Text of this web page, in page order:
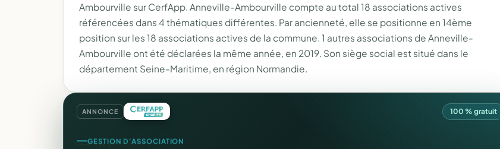
Ambourville sur CerfApp. Anneville-Ambourville compte au total 18 associations actives
référencées dans 4 thématiques différentes. Par ancienneté, elle se positionne en 14ème
position sur les 18 associations actives de la commune. 1 autres associations de Anneville-
Ambourville ont été déclarées la même année, en 2019. Son siège social est situé dans le
département Seine-Maritime, en région Normandie.
ANNONCE 100 % gratuit
GESTION D'ASSOCIATION